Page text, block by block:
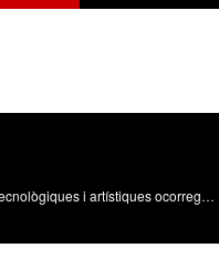
Divulgació de les activitats científiques, tecnològiques i artístiques ocorregudes en els tres campus de la UPV